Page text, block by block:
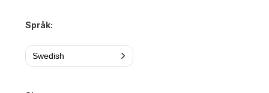
Språk:
Swedish